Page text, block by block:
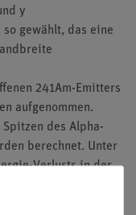
y
gewählt, das eine
241Am-Emitters
aufgenommen.
des Alpha-
berechnet. Unter
Verlusts in der
der einzelnen